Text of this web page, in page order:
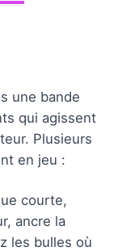
une bande
qui agissent
Plusieurs
en jeu :
courte,
ancre la
les bulles où